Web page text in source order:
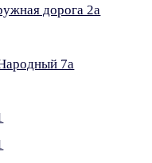
дорога 2а
7а